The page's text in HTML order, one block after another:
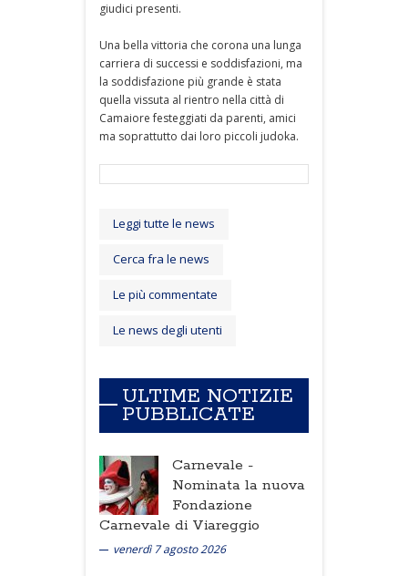
giudici presenti.
Una bella vittoria che corona una lunga
carriera di successi e soddisfazioni, ma
la soddisfazione più grande è stata
quella vissuta al rientro nella città di
Camaiore festeggiati da parenti, amici
ma soprattutto dai loro piccoli judoka.
Leggi tutte le news
Cerca fra le news
Le più commentate
Le news degli utenti
ULTIME NOTIZIE
PUBBLICATE
Carnevale -
Nominata la nuova
Fondazione
Carnevale di Viareggio
venerdì 7 agosto 2026